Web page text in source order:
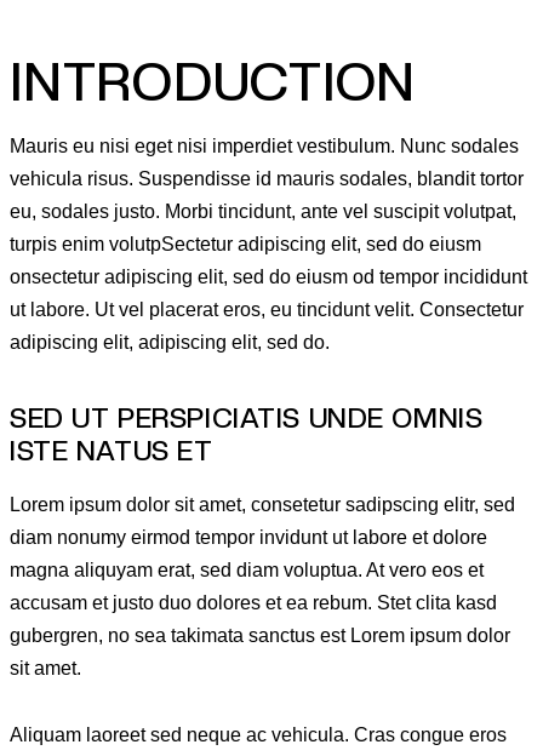
INTRODUCTION
Mauris eu nisi eget nisi imperdiet vestibulum. Nunc sodales
vehicula risus. Suspendisse id mauris sodales, blandit tortor
eu, sodales justo. Morbi tincidunt, ante vel suscipit volutpat,
turpis enim volutpSectetur adipiscing elit, sed do eiusm
onsectetur adipiscing elit, sed do eiusm od tempor incididunt
ut labore. Ut vel placerat eros, eu tincidunt velit. Consectetur
adipiscing elit, adipiscing elit, sed do.
SED UT PERSPICIATIS UNDE OMNIS
ISTE NATUS ET
Lorem ipsum dolor sit amet, consetetur sadipscing elitr, sed
diam nonumy eirmod tempor invidunt ut labore et dolore
magna aliquyam erat, sed diam voluptua. At vero eos et
accusam et justo duo dolores et ea rebum. Stet clita kasd
gubergren, no sea takimata sanctus est Lorem ipsum dolor
sit amet.
Aliquam laoreet sed neque ac vehicula. Cras congue eros